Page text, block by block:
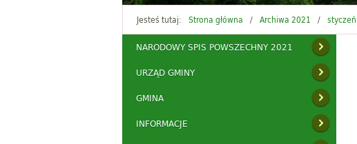
Jesteś tutaj: Strona główna Archiwa 2021 styczeń
NARODOWY SPIS POWSZECHNY 2021
URZĄD GMINY
GMINA
INFORMACJE